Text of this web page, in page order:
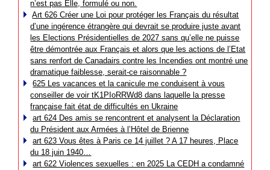
n’est pas Elle, formulé ou non.
Art 626 Créer une Loi pour protéger les Français du résultat
d’une ingérence étrangère qui devrait se produire juste avant
les Elections Présidentielles de 2027 sans qu’elle ne puisse
être démontrée aux Français et alors que les actions de l’Etat
sans renfort de Canadairs contre les Incendies ont montré une
dramatique faiblesse, serait-ce raisonnable ?
625 Les vacances et la canicule me conduisent à vous
conseiller de voir tK1PIoRRWd8 dans laquelle la presse
française fait état de difficultés en Ukraine
art 624 Des amis se rencontrent et analysent la Déclaration
du Président aux Armées à l’Hôtel de Brienne
art 623 Vous êtes à Paris ce 14 juillet ? A 17 heures, Place
du 18 juin 1940…
art 622 Violences sexuelles : en 2025 La CEDH a condamné